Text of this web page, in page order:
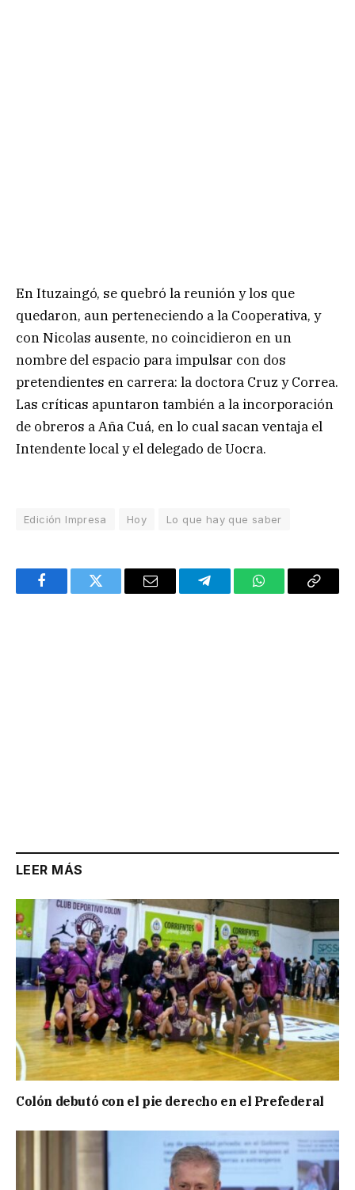
En Ituzaingó, se quebró la reunión y los que
quedaron, aun perteneciendo a la Cooperativa, y
con Nicolas ausente, no coincidieron en un
nombre del espacio para impulsar con dos
pretendientes en carrera: la doctora Cruz y Correa.
Las críticas apuntaron también a la incorporación
de obreros a Aña Cuá, en lo cual sacan ventaja el
Intendente local y el delegado de Uocra.
Edición Impresa Hoy Lo que hay que saber
FacebookTwitter Email TelegramWhatsAppCopy
LEER MÁS
Colón debutó con el pie derecho en el Prefederal